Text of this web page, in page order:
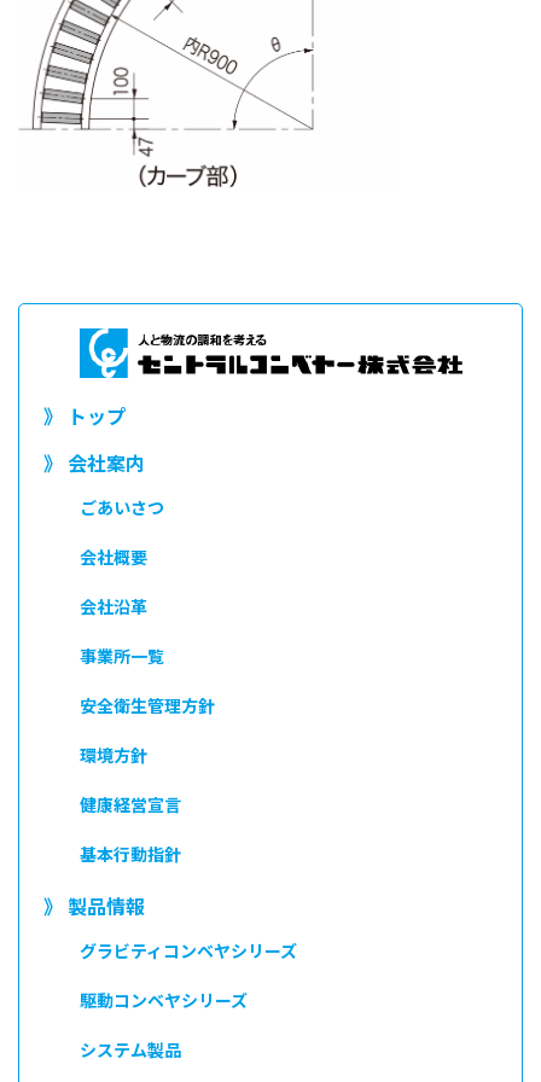
》 トップ
》 会社案内
ごあいさつ
会社概要
会社沿革
事業所一覧
安全衛生管理方針
環境方針
健康経営宣言
基本行動指針
》 製品情報
グラビティコンベヤシリーズ
駆動コンベヤシリーズ
システム製品